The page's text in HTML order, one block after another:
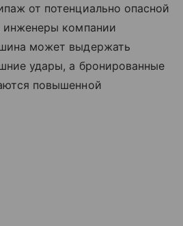
от потенциально опасной
инженеры компании
может выдержать
удары, а бронированные
повышенной